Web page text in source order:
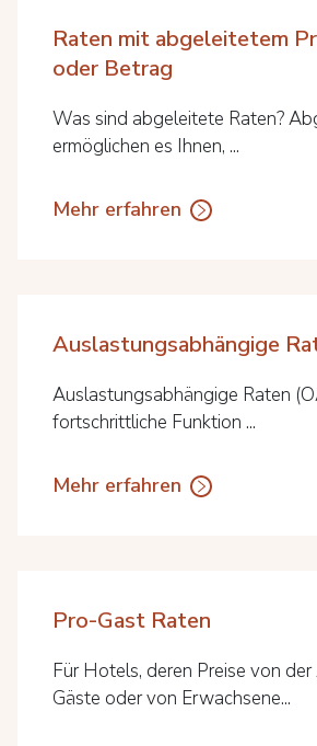
Raten mit abgeleitetem
oder Betrag
Was sind abgeleitete Raten?
ermöglichen es Ihnen, ...
Mehr erfahren
Auslastungsabhängige
Auslastungsabhängige Raten
fortschrittliche Funktion ...
Mehr erfahren
Pro-Gast Raten
Für Hotels, deren Preise von
Gäste oder von Erwachsene...